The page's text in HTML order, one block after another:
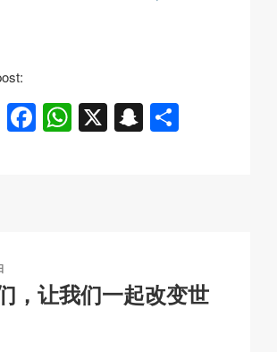
E
m
F
a
o
k
W
h
p
X S
n
at
，让我们一起改变世